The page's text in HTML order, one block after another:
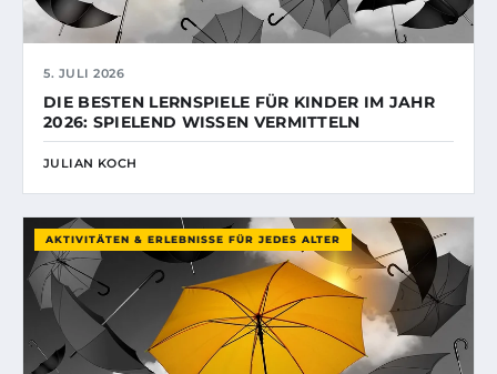
5. JULI 2026
DIE BESTEN LERNSPIELE FÜR KINDER IM JAHR
2026: SPIELEND WISSEN VERMITTELN
JULIAN KOCH
AKTIVITÄTEN & ERLEBNISSE FÜR JEDES ALTER